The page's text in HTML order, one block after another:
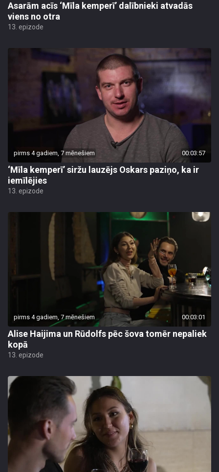
Asarām acīs ‘Mīla kemperī’ dalībnieki atvadās
viens no otra
13. epizode
pirms 4 gadiem, 7 mēnešiem 00:03:57
‘Mīla kemperī’ siržu lauzējs Oskars paziņo, ka ir
iemīlējies
13. epizode
pirms 4 gadiem, 7 mēnešiem 00:03:01
Alise Haijima un Rūdolfs pēc šova tomēr nepaliek
kopā
13. epizode